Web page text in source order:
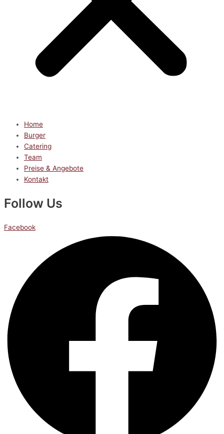
Home
Burger
Catering
Team
Preise & Angebote
Kontakt
Follow Us
Facebook